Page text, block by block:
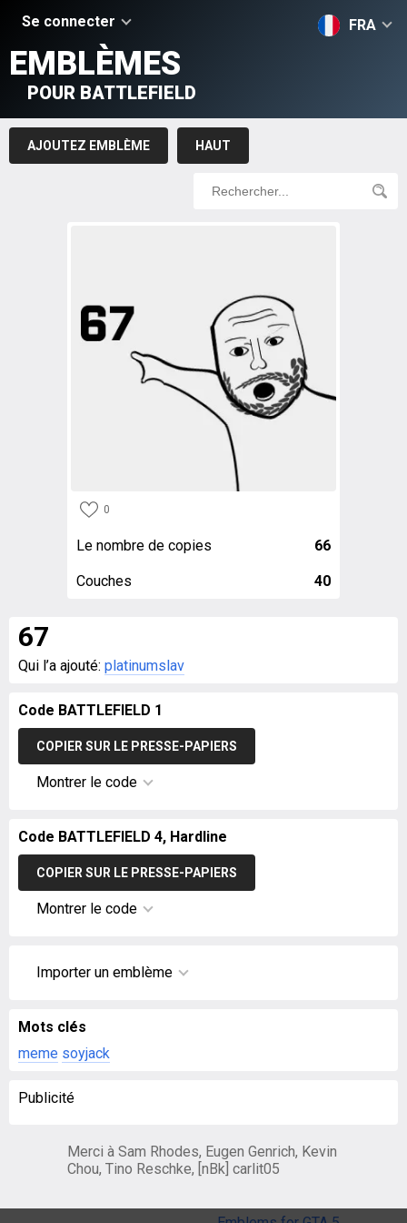
Se connecter FRA
EMBLÈMES
POUR BATTLEFIELD
AJOUTEZ EMBLÈME HAUT
0
Le nombre de copies 66
Couches 40
67
Qui l’a ajouté: platinumslav
Code BATTLEFIELD 1
COPIER SUR LE PRESSE-PAPIERS
Montrer le code
Code BATTLEFIELD 4, Hardline
COPIER SUR LE PRESSE-PAPIERS
Montrer le code
Importer un emblème
Mots clés
meme soyjack
Publicité
Merci à Sam Rhodes, Eugen Genrich, Kevin
Chou, Tino Reschke, [nBk] carlit05